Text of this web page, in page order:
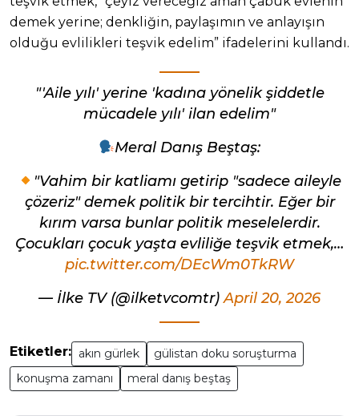
demek yerine; denkliğin, paylaşımın ve anlayışın
olduğu evlilikleri teşvik edelim” ifadelerini kullandı.
"'Aile yılı' yerine 'kadına yönelik şiddetle
mücadele yılı' ilan edelim"
Meral Danış Beştaş:
"Vahim bir katliamı getirip "sadece aileyle
çözeriz" demek politik bir tercihtir. Eğer bir
kırım varsa bunlar politik meselelerdir.
Çocukları çocuk yaşta evliliğe teşvik etmek,…
pic.twitter.com/DEcWm0TkRW
— İlke TV (@ilketvcomtr)April 20, 2026
Etiketler: akın gürlek
gülistan doku soruşturma
konuşma zamanı
meral danış beştaş